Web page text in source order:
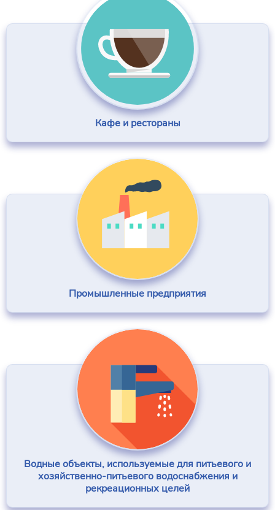
Кафе и рестораны
Промышленные предприятия
Водные объекты, используемые для питьевого и
хозяйственно-питьевого водоснабжения и
рекреационных целей